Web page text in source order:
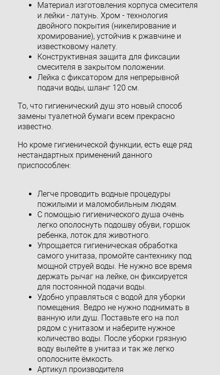
Материал изготовления корпуса смесителя
и лейки - латунь. Хром - технология
двойного покрытия (никелирование и
хромирование), устойчив к ржавчине и
известковому налету.
Конструктивная защита для фиксации
смесителя в закрытом положении.
Лейка с фиксатором для непрерывной
подачи воды, шланг 120 см.
То, что гигиенический душ это новый способ
замены туалетной бумаги всем прекрасно
известно.
Но кроме гигиенической функции, есть еще ряд
нестандартных применений данного
приспособлен:
Легче проводить водные процедуры
пожилыми и маломобильным людям.
С помощью гигиенического душа очень
легко ополоснуть подошву обуви, горшок
ребенка, лоток для животного.
Упрощается гигиеническая обработка
самого унитаза, промойте сантехнику под
мощной струей воды. Не нужно все время
держать рычаг на лейке, он фиксируется
для постоянной подачи воды.
Удобно управляться с водой для уборки
помещения. Ведро не нужно поднимать в
ванную или душ. Поставьте его на пол
рядом с унитазом и наберите нужное
количество воды. После уборки грязную
воду вылейте в унитаз и так же легко
ополосните ёмкость.
Артикул производителя